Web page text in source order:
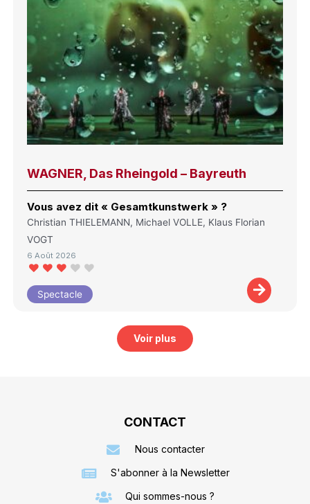
WAGNER, Das Rheingold – Bayreuth
Vous avez dit « Gesamtkunstwerk » ?
Christian THIELEMANN, Michael VOLLE, Klaus Florian
VOGT
6 Août 2026
Spectacle
Voir plus
CONTACT
Nous contacter
S'abonner à la Newsletter
Qui sommes-nous ?